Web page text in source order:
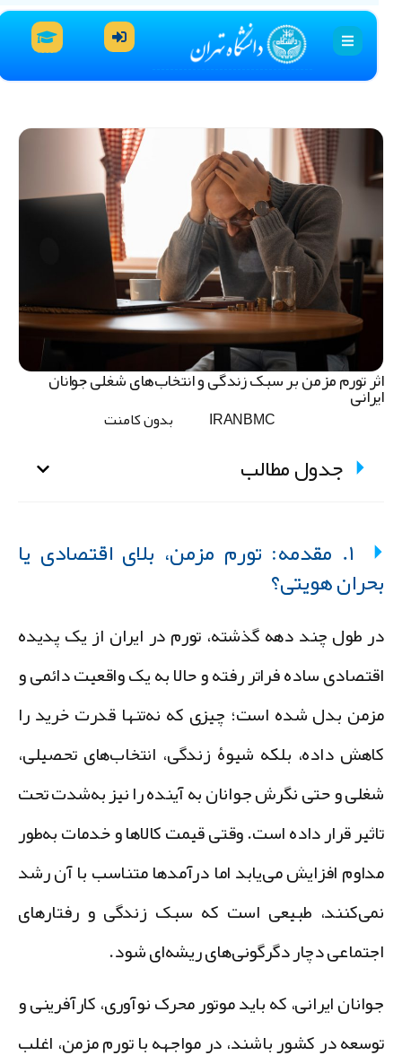
تورم مزمن بر سبک زندگی و انتخاب‌های شغلی جوانان
IRANBMC بدون کامنت
جدول مطالب
۱. مقدمه: تورم مزمن، بلای اقتصادی یا
هویتی؟
طول چند دهه گذشته، تورم در ایران از یک پدیده
ساده فراتر رفته و حالا به یک واقعیت دائمی و
بدل شده است؛ چیزی که نه‌تنها قدرت خرید را
داده، بلکه شیوۀ زندگی، انتخاب‌های تحصیلی،
و حتی نگرش جوانان به آینده را نیز به‌شدت تحت
قرار داده است. وقتی قیمت کالاها و خدمات به‌طور
افزایش می‌یابد اما درآمدها متناسب با آن رشد
طبیعی است که سبک زندگی و رفتارهای
دچار دگرگونی‌های ریشه‌ای شود.
ایرانی، که باید موتور محرک نوآوری، کارآفرینی و
در کشور باشند، در مواجهه با تورم مزمن، اغلب